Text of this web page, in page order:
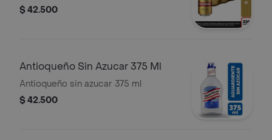
$ 42.500
Antioqueño Sin Azucar 375 Ml
Antioqueño sin azucar 375 ml
$ 42.500